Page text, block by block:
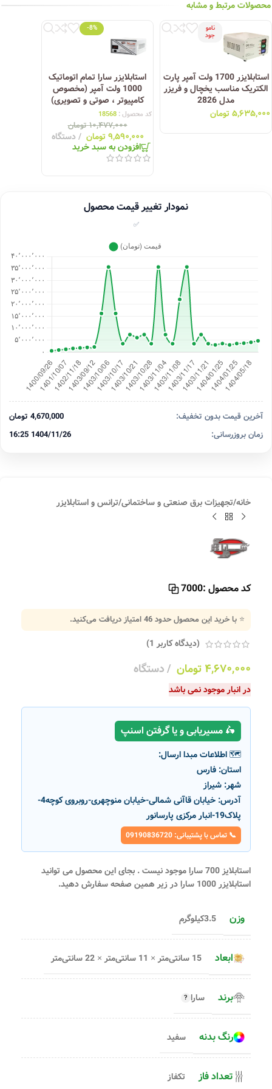
محصولات مرتبط و مشابه
نامو
جود
استابلایزر 1700 ولت آمپر پارت
الکتریک مناسب یخچال و فریزر
مدل 2826
۵,۶۳۵,۰۰۰تومان
-8%
استابلایزر سارا تمام اتوماتیک
1000 ولت آمپر (مخصوص
کامپیوتر ، صوتی و تصویری)
کد محصول : 18568
۱۰,۴۷۷,۰۰۰ تومان
۹,۵۹۰,۰۰۰ تومان دستگاه
افزودن به سبد خرید
نمودار تغییر قیمت محصول
✅
آخرین قیمت بدون تخفیف:
4,670,000 تومان
زمان بروزرسانی:
1404/11/26 16:25
خانه/تجهیزات برق صنعتی و ساختمانی/ترانس و استابلایزر
کد محصول :7000
⭐ با خرید این محصول حدود46امتیاز دریافت می‌کنید.
(دیدگاه کاربر 1
)
۴,۶۷۰,۰۰۰ تومان دستگاه
در انبار موجود نمی باشد
🛵 مسیریابی و یا گرفتن اسنپ
🗺️ اطلاعات مبدا ارسال:
استان: فارس
شهر: شیراز
آدرس:
خیابان قاآنی شمالی-خیابان منوچهری-روبروی کوچه4-
پلاک19-انبار مرکزی پارسانور
📞 تماس با پشتیبانی: 09190836720
استابلایز 700 سارا موجود نیست . بجای این محصول می توانید
استابلایزر 1000 سارا در زیر همین صفحه سفارش دهید.
وزن 3.5کیلوگرم
ابعاد 15 سانتی‌متر × 11 سانتی‌متر × 22 سانتی‌متر
برند سارا
رنگ بدنه سفید
تعداد فاز تکفاز